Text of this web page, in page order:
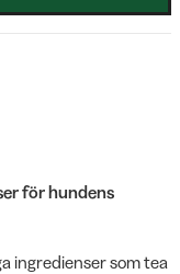
för hundens
ingredienser som tea